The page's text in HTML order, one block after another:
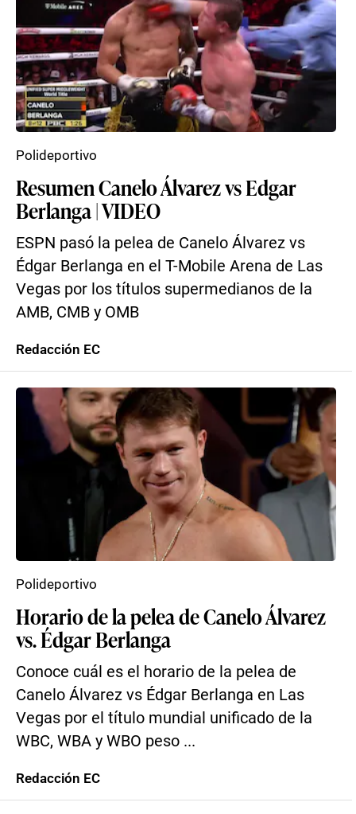
Resumen Canelo Álvarez vs Edgar
Berlanga | VIDEO
ESPN pasó la pelea de Canelo Álvarez vs
Édgar Berlanga en el T-Mobile Arena de Las
Vegas por los títulos supermedianos de la
AMB, CMB y OMB
Polideportivo
Redacción EC
Horario de la pelea de Canelo Álvarez
vs. Édgar Berlanga
Conoce cuál es el horario de la pelea de
Canelo Álvarez vs Édgar Berlanga en Las
Vegas por el título mundial unificado de la
WBC, WBA y WBO peso ...
Polideportivo
Redacción EC